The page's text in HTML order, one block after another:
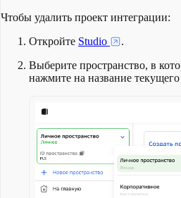
Чтобы удалить проект интеграции:
Откройте Studio
.
Выберите пространство, в
нажмите на название